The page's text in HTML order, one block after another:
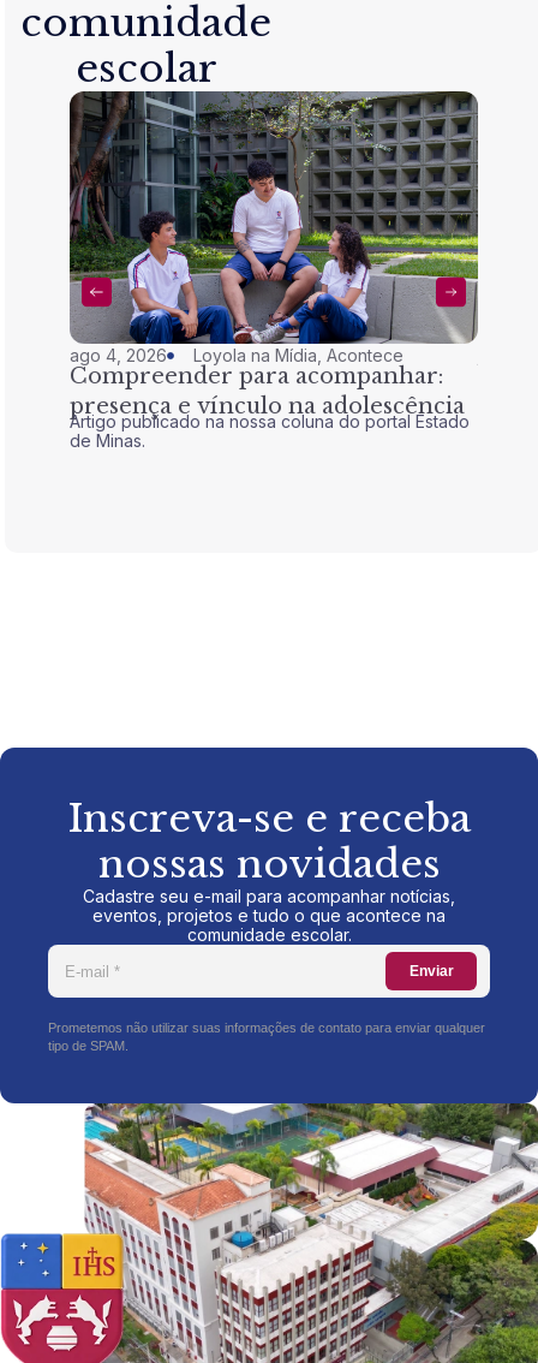
comunidade
escolar
ago 4, 2026 Loyola na Mídia ,Acontece
Compreender para acompanhar:
presença e vínculo na adolescência
Artigo publicado na nossa coluna do portal Estado
de Minas.
Inscreva-se e receba
nossas novidades
Cadastre seu e-mail para acompanhar notícias,
eventos, projetos e tudo o que acontece na
comunidade escolar.
Enviar
Prometemos não utilizar suas informações de contato para enviar qualquer
tipo de SPAM.